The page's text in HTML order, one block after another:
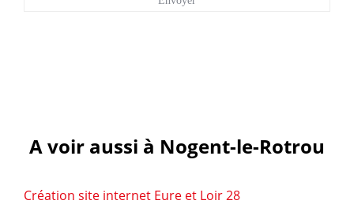
A voir aussi à Nogent-le-Rotrou
Création site internet Eure et Loir 28